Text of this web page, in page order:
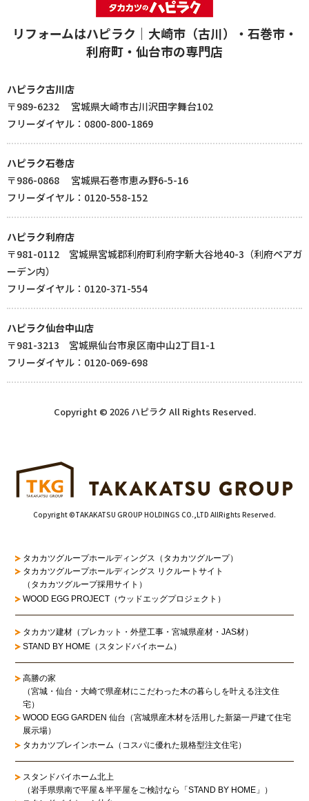
リフォームはハピラク｜大崎市（古川）・石巻市・
利府町・仙台市の専門店
ハピラク古川店
〒989-6232 宮城県大崎市古川沢田字舞台102
フリーダイヤル：0800-800-1869
ハピラク石巻店
〒986-0868 宮城県石巻市恵み野6-5-16
フリーダイヤル：0120-558-152
ハピラク利府店
〒981-0112 宮城県宮城郡利府町利府字新大谷地40-3（利府ペアガ
ーデン内）
フリーダイヤル：0120-371-554
ハピラク仙台中山店
〒981-3213 宮城県仙台市泉区南中山2丁目1-1
フリーダイヤル：0120-069-698
Copyright © 2026 ハピラク All Rights Reserved.
Copyright ©TAKAKATSU GROUP HOLDINGS CO.,LTD AllRights Reserved.
タカカツグループホールディングス（タカカツグループ）
タカカツグループホールディングス リクルートサイト
（タカカツグループ採用サイト）
WOOD EGG PROJECT（ウッドエッグプロジェクト）
タカカツ建材（プレカット・外壁工事・宮城県産材・JAS材）
STAND BY HOME（スタンドバイホーム）
高勝の家
（宮城・仙台・大崎で県産材にこだわった木の暮らしを叶える注文住
宅）
WOOD EGG GARDEN 仙台（宮城県産木材を活用した新築一戸建て住宅
展示場）
タカカツプレインホーム（コスパに優れた規格型注文住宅）
スタンドバイホーム北上
（岩手県県南で平屋＆半平屋をご検討なら「STAND BY HOME」）